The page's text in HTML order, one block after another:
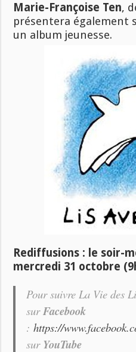
Marie-Françoise Ten,
présentera également
un album jeunesse.
Rediffusions : le soir-
mercredi 31 octobre
Pour suivre La Vie des
surFacebook
:https://
sur YouTube